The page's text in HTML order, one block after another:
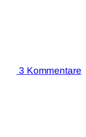
3 Kommentare